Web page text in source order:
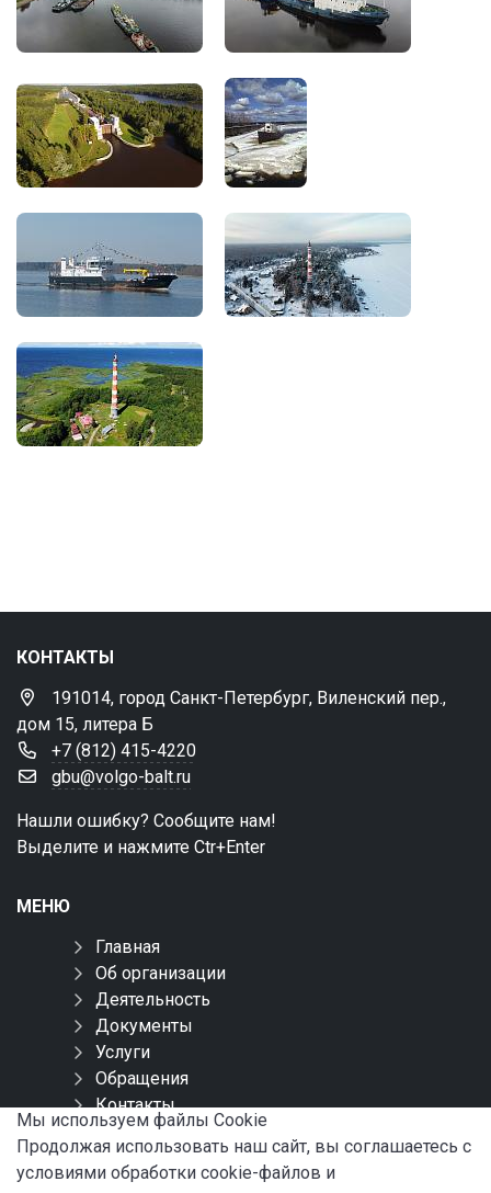
КОНТАКТЫ
191014, город Санкт-Петербург, Виленский пер.,
дом 15, литера Б
+7 (812) 415-4220
gbu@volgo-balt.ru
Нашли ошибку? Сообщите нам!
Выделите и нажмите Ctr+Enter
МЕНЮ
Главная
Об организации
Деятельность
Документы
Услуги
Обращения
Контакты
Карта сайта
Мы используем файлы Сookie
Продолжая использовать наш сайт, вы соглашаетесь с
условиями обработки cookie-файлов и